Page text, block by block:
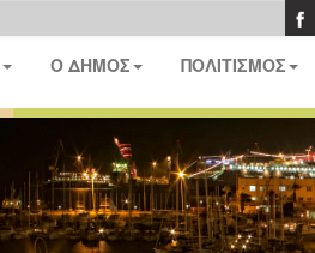
Ο ΔΗΜΟΣ ΠΟΛΙΤΙΣΜΟΣ